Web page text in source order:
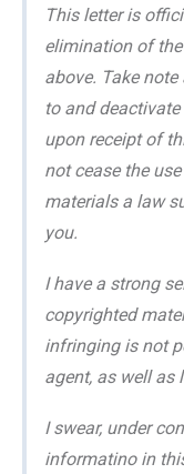
This letter is
elimination of
above. Take
to and
upon receipt of
not cease the
materials a law
you.
I have a strong
copyrighted
infringing is not
agent, as well as
I swear, under
informatino in